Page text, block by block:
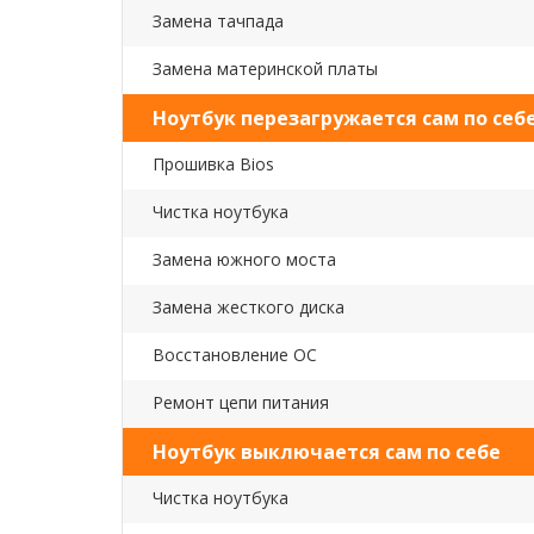
Замена тачпада
Замена материнской платы
Ноутбук перезагружается сам по
Прошивка Bios
Чистка ноутбука
Замена южного моста
Замена жесткого диска
Восстановление ОС
Ремонт цепи питания
Ноутбук выключается сам по себе
Чистка ноутбука